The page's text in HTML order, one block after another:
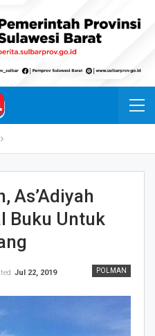
As’Adiyah
Buku Untuk
POLMAN
Jul 22, 2019